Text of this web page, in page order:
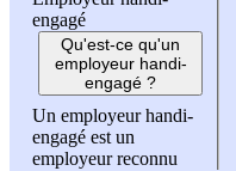
engagé
Qu'est-ce qu'un
employeur handi-
engagé ?
Un employeur handi-
engagé est un
employeur reconnu